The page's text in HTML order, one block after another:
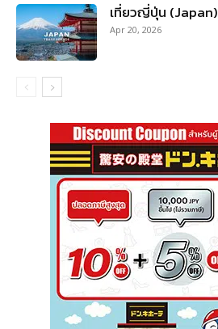
เที่ยวญี่ปุ่น (Japan)
Apr 20, 2026